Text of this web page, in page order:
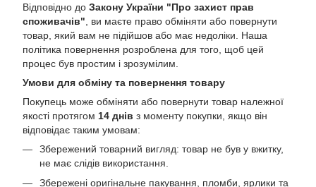
Відповідно до Закону України "Про захист прав
споживачів" , ви маєте право обміняти або повернути
товар, який вам не підійшов або має недоліки. Наша
політика повернення розроблена для того, щоб цей
процес був простим і зрозумілим.
Умови для обміну та повернення товару
Покупець може обміняти або повернути товар належної
якості протягом 14 днів з моменту покупки, якщо він
відповідає таким умовам:
Збережений товарний вигляд: товар не був у вжитку,
не має слідів використання.
Збережені оригінальне пакування, пломби, ярлики та